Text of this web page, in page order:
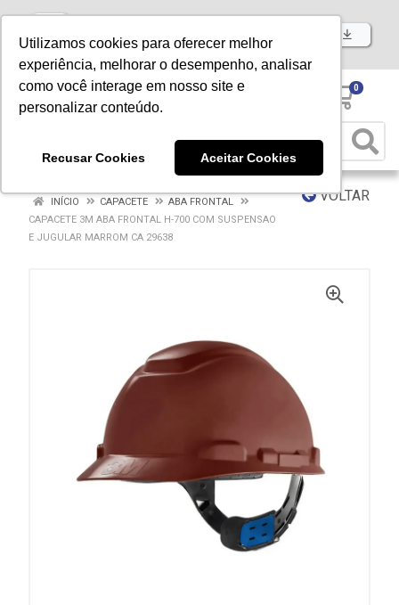
Utilizamos cookies para oferecer melhor
experiência, melhorar o desempenho, analisar
como você interage em nosso site e
personalizar conteúdo.
Recusar Cookies Aceitar Cookies
Baixe já nosso APP
0
VOLTAR
INÍCIO CAPACETE
ABA FRONTAL
CAPACETE 3M ABA FRONTAL H-700 COM SUSPENSAO
E JUGULAR MARROM CA 29638